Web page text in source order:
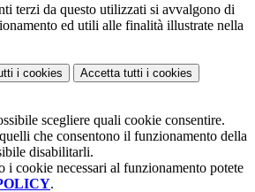
terzi da questo utilizzati si avvalgono di
ed utili alle finalità illustrate nella
i cookies Accetta tutti i cookies
scegliere quali cookie consentire.
che consentono il funzionamento della
disabilitarli.
i cookie necessari al funzionamento potete
.